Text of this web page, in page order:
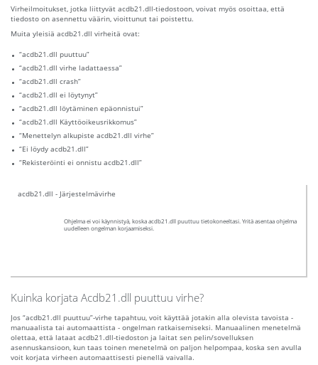
Virheilmoitukset, jotka liittyvät acdb21.dll-tiedostoon, voivat myös osoittaa, että
tiedosto on asennettu väärin, vioittunut tai poistettu.
Muita yleisiä acdb21.dll virheitä ovat:
“acdb21.dll puuttuu”
“acdb21.dll virhe ladattaessa”
“acdb21.dll crash”
“acdb21.dll ei löytynyt”
“acdb21.dll löytäminen epäonnistui”
“acdb21.dll Käyttöoikeusrikkomus”
“Menettelyn alkupiste acdb21.dll virhe”
“Ei löydy acdb21.dll”
“Rekisteröinti ei onnistu acdb21.dll”
acdb21.dll - Järjestelmävirhe
Ohjelma ei voi käynnistyä, koska acdb21.dll puuttuu tietokoneeltasi. Yritä asentaa ohjelma
uudelleen ongelman korjaamiseksi.
Kuinka korjata Acdb21.dll puuttuu virhe?
Jos “acdb21.dll puuttuu”-virhe tapahtuu, voit käyttää jotakin alla olevista tavoista -
manuaalista tai automaattista - ongelman ratkaisemiseksi. Manuaalinen menetelmä
olettaa, että lataat acdb21.dll-tiedoston ja laitat sen pelin/sovelluksen
asennuskansioon, kun taas toinen menetelmä on paljon helpompaa, koska sen avulla
voit korjata virheen automaattisesti pienellä vaivalla.